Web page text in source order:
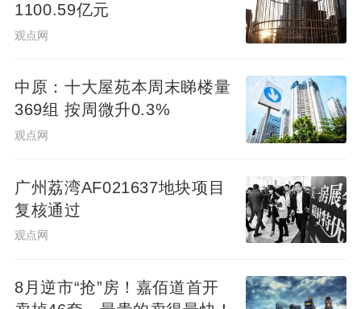
1100.59亿元
观点网
中原：十大屋苑本周末睇楼量
369组 按周微升0.3%
观点网
广州荔湾AF021637地块项目
复核通过
观点网
8月逆市“抢”房！嘉佰道首开